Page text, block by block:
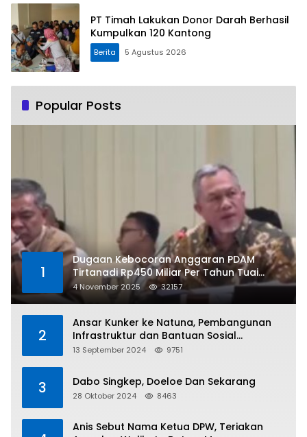
PT Timah Lakukan Donor Darah Berhasil
Kumpulkan 120 Kantong
Berita 5 Agustus 2026
Popular Posts
1
Dugaan Kebocoran Anggaran PDAM
Tirtanadi Rp450 Miliar Per Tahun Tuai
Kritikan
4 November 2025 32157
2
Ansar Kunker ke Natuna, Pembangunan
Infrastruktur dan Bantuan Sosial
Direalisasikan Hingga Pulau Tiga
13 September 2024 9751
3 Dabo Singkep, Doeloe Dan Sekarang
28 Oktober 2024 8463
Anis Sebut Nama Ketua DPW, Teriakan